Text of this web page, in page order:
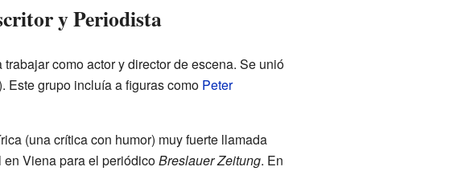
y Periodista
como actor y director de escena. Se unió
Este grupo incluía a figuras como Peter
(una crítica con humor) muy fuerte llamada
Viena para el periódicoBreslauer Zeitung. En